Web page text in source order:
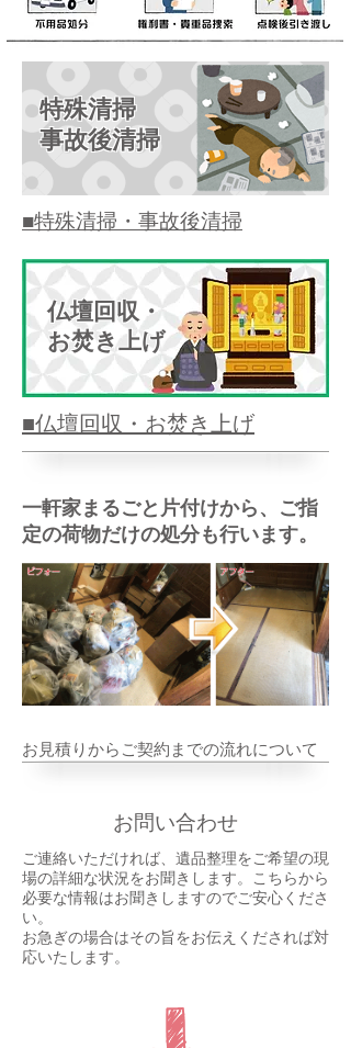
お見積りからご契約までの流れについて
お問い合わせ
ご連絡いただければ、遺品整理をご希望の現
場の詳細な状況をお聞きします。こちらから
必要な情報はお聞きしますのでご安心くださ
い。
お急ぎの場合はその旨をお伝えくだされば対
応いたします。
■仏壇回収・お焚き上げ
■特殊清掃・事故後清掃
仏壇回収​・
お焚き上げ​
特殊清掃
事故後清掃
一軒家まるごと片付けから、ご指
定の荷物だけの処分も行います。